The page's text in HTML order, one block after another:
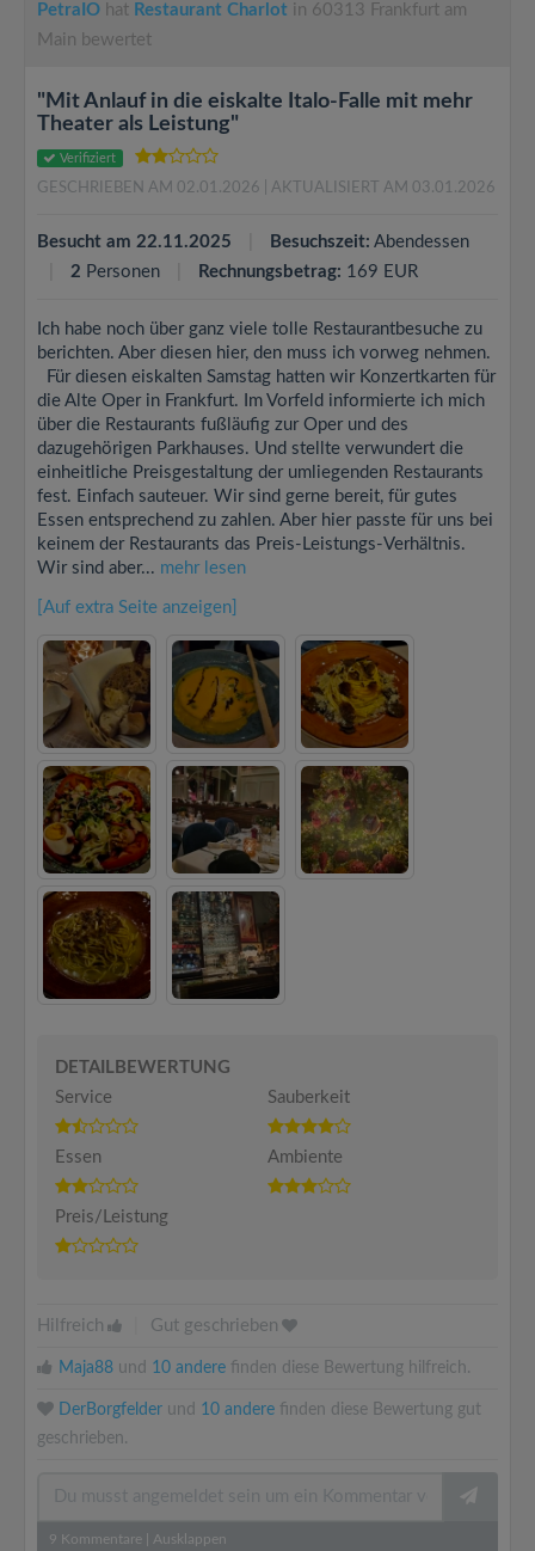
PetraIO hat Restaurant Charlot in 60313 Frankfurt am
Main bewertet
"Mit Anlauf in die eiskalte Italo-Falle mit mehr
Theater als Leistung"
Verifiziert
GESCHRIEBEN AM 02.01.2026 | AKTUALISIERT AM 03.01.2026
Besucht am 22.11.2025 Besuchszeit: Abendessen
2 Personen Rechnungsbetrag: 169 EUR
Ich habe noch über ganz viele tolle Restaurantbesuche zu
berichten. Aber diesen hier, den muss ich vorweg nehmen.
Für diesen eiskalten Samstag hatten wir Konzertkarten für
die Alte Oper in Frankfurt. Im Vorfeld informierte ich mich
über die Restaurants fußläufig zur Oper und des
dazugehörigen Parkhauses. Und stellte verwundert die
einheitliche Preisgestaltung der umliegenden Restaurants
fest. Einfach sauteuer. Wir sind gerne bereit, für gutes
Essen entsprechend zu zahlen. Aber hier passte für uns bei
keinem der Restaurants das Preis-Leistungs-Verhältnis.
Wir sind aber... mehr lesen
[Auf extra Seite anzeigen]
DETAILBEWERTUNG
Service
Sauberkeit
Essen Ambiente
Preis/Leistung
Hilfreich Gut geschrieben
Maja88 und 10 andere finden diese Bewertung hilfreich.
DerBorgfelder und 10 andere finden diese Bewertung gut
geschrieben.
9 Kommentare Ausklappen